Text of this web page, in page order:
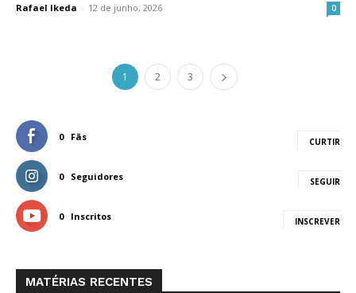
Rafael Ikeda - 12 de junho, 2026 0
1 2 3
0 Fãs CURTIR
0 Seguidores SEGUIR
0 Inscritos INSCREVER
MATÉRIAS RECENTES